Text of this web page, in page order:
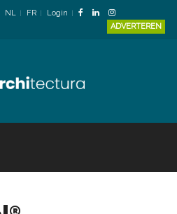
NL FR
Login
ADVERTEREN